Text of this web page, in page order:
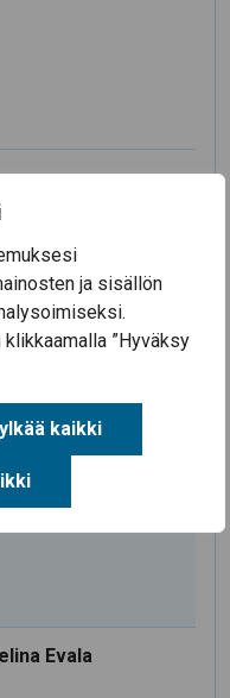
ja sisällön
”Hyväksy
kaikki
Sarita Sandelin
suoraan ko.
Evala